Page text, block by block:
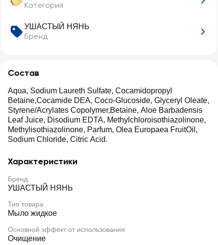
Категория
УШАСТЫЙ НЯНЬ
Бренд
Состав
Aqua, Sodium Laureth Sulfate, Cocamidopropyl
Betaine,Cocamide DEA, Coco-Glucoside, Glyceryl Oleate,
Styrene/Acrylates Copolymer,Betaine, Aloe Barbadensis
Leaf Juice, Disodium EDTA, Methylchloroisothiazolinone,
Methylisothiazolinone, Parfum, Olea Europaea FruitOil,
Sodium Chloride, Citric Acid.
Характеристики
Бренд
УШАСТЫЙ НЯНЬ
Тип товара
Мыло жидкое
Основной эффект от использования
Очищение